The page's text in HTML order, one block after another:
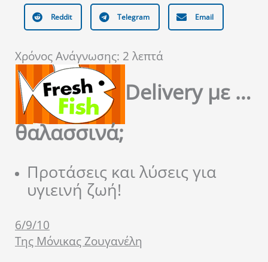
Reddit Telegram Email
Χρόνος Ανάγνωσης: 2 λεπτά
Deliveryμε …
θαλασσινά;
Προτάσεις και λύσεις για
υγιεινή ζωή!
6/9/10
Της Μόνικας Ζουγανέλη